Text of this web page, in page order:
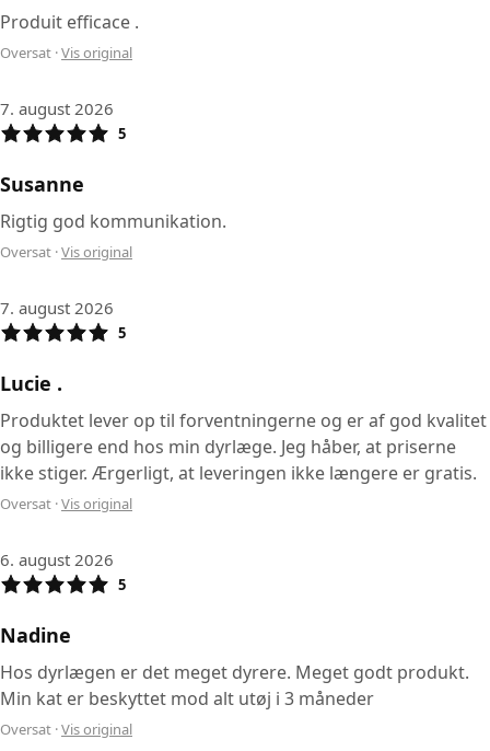
Produit efficace .
Oversat ·Vis original
7. august 2026
5
Susanne
Rigtig god kommunikation.
Oversat ·Vis original
7. august 2026
5
Lucie .
Produktet lever op til forventningerne og er af god kvalitet
og billigere end hos min dyrlæge. Jeg håber, at priserne
ikke stiger. Ærgerligt, at leveringen ikke længere er gratis.
Oversat ·Vis original
6. august 2026
5
Nadine
Hos dyrlægen er det meget dyrere. Meget godt produkt.
Min kat er beskyttet mod alt utøj i 3 måneder
Oversat ·Vis original